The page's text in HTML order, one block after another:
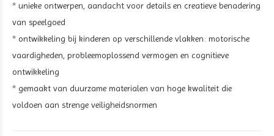
* unieke ontwerpen, aandacht voor details en creatieve benadering
van speelgoed
* ontwikkeling bij kinderen op verschillende vlakken: motorische
vaardigheden, probleemoplossend vermogen en cognitieve
ontwikkeling
* gemaakt van duurzame materialen van hoge kwaliteit die
voldoen aan strenge veiligheidsnormen